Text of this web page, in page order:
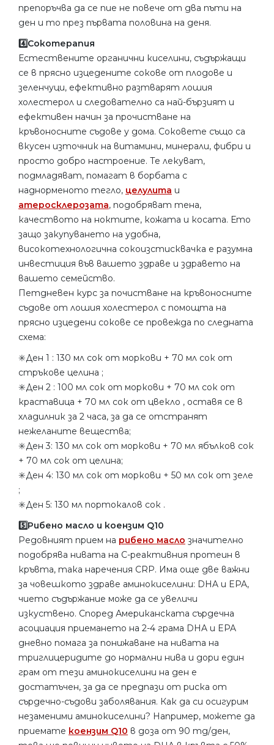
препоръчва да се пие не повече от два пъти на
ден и то през първата половина на деня.
4️⃣Сокотерапия
Естествените органични киселини, съдържащи
се в прясно изцедените сокове от плодове и
зеленчуци, ефективно разтварят лошия
холестерол и следователно са най-бързият и
ефективен начин за прочистване на
кръвоносните съдове у дома. Соковете също са
вкусен източник на витамини, минерали, фибри и
просто добро настроение. Те лекуват,
подмладяват, помагат в борбата с
наднорменото тегло, целулита и
атеросклерозата, подобряват тена,
качеството на ноктите, кожата и косата. Ето
защо закупуването на удобна,
високотехнологична сокоизстисквачка е разумна
инвестиция във вашето здраве и здравето на
вашето семейство.
Петдневен курс за почистване на кръвоносните
съдове от лошия холестерол с помощта на
прясно изцедени сокове се провежда по следната
схема:
✳️Ден 1 : 130 мл сок от моркови + 70 мл сок от
стръкове целина ;
✳️Ден 2 : 100 мл сок от моркови + 70 мл сок от
краставица + 70 мл сок от цвекло , оставя се в
хладилник за 2 часа, за да се отстранят
нежеланите вещества;
✳️Ден 3: 130 мл сок от моркови + 70 мл ябълков сок
+ 70 мл сок от целина;
✳️Ден 4: 130 мл сок от моркови + 50 мл сок от зеле
;
✳️Ден 5: 130 мл портокалов сок .
5️⃣Рибено масло и коензим Q10
Редовният прием на рибено масло значително
подобрява нивата на С-реактивния протеин в
кръвта, така наречения CRP. Има още две важни
за човешкото здраве аминокиселини: DHA и EPA,
чието съдържание може да се увеличи
изкуствено. Според Американската сърдечна
асоциация приемането на 2-4 грама DHA и EPA
дневно помага за понижаване на нивата на
триглицеридите до нормални нива и дори един
грам от тези аминокиселини на ден е
достатъчен, за да се предпази от риска от
сърдечно-съдови заболявания. Как да си осигурим
незаменими аминокиселини? Например, можете да
приемате коензим Q10 в доза от 90 mg/ден,